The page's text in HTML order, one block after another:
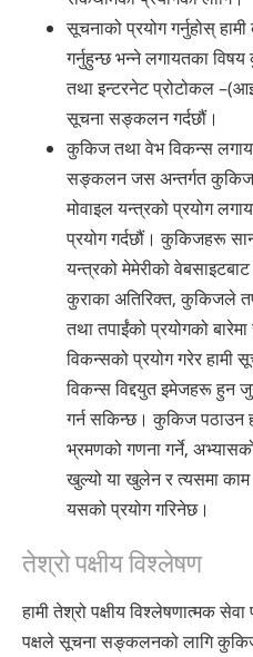
सूचनाको प्रयोग गर्नुहोस्
गर्नुहुन्छ भन्ने लगायतका
तथा इन्टरनेट प्रोटोकल
सूचना सङ्कलन गर्दछौं।
कुकिज तथा वेभ विकन्स
सङ्कलन जस अन्तर्गत कुकिज
मोवाइल यन्त्रको प्रयोग
प्रयोग गर्दछौं। कुकिजहरू
यन्त्रको मेमेरीको
कुराका अतिरिक्त, कुकिजले
तथा तपाईंको प्रयोगको
विकन्सको प्रयोग गरेर
विकन्स विद्दयुत इमेजहरू हुन
गर्न सकिन्छ। कुकिज पठाउन
भ्रमणको गणना गर्ने,
खुल्यो या खुलेन र त्यसमा
यसको प्रयोग गरिनेछ।
तेश्रो पक्षीय विश्लेषण
हामी तेश्रो पक्षीय विश्लेषणात्मक
पक्षले सूचना सङ्कलनको लागि